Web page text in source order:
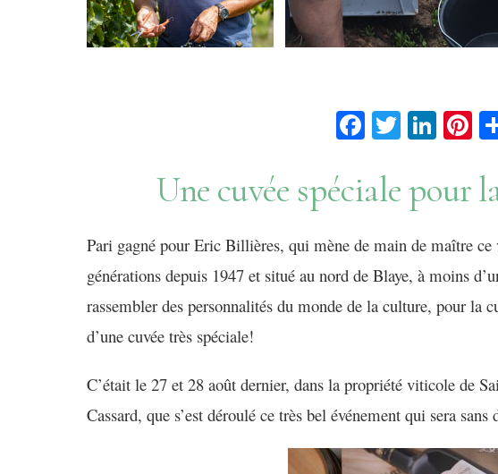
Facebook
Une cuvée spéciale pour
Pari gagné pour Eric Billières, qui mène de main de maître ce
générations depuis 1947 et situé au nord de Blaye, à moins
rassembler des personnalités du monde de la culture, pour la
d’une cuvée très spéciale!
C’était le 27 et 28 août dernier, dans la propriété viticole de
Cassard, que s’est déroulé ce très bel événement qui sera sans